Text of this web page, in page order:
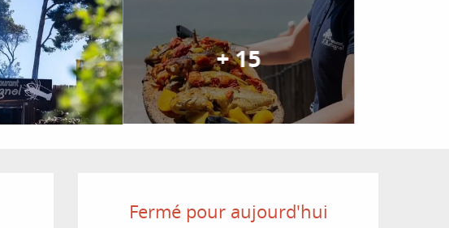
+ 15
Ouverture et
Fermé pour aujourd'hui